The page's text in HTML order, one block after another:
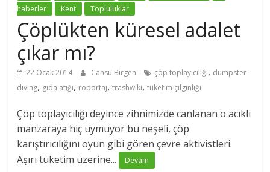
haberler
Kent Topluluklar
Çöplükten küresel adalet
çıkar mı?
22 Ocak 2014 Cansu Birgen çöp toplayıcılığı, dumpster
diving, gıda atığı, röportaj,trashwiki,tüketim çılgınlığı
Çöp toplayıcılığı deyince zihnimizde canlanan o acıklı
manzaraya hiç uymuyor bu neşeli, çöp
karıştırıcılığını oyun gibi gören çevre aktivistleri.
Aşırı tüketim üzerine...
Devam